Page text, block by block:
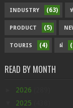
INDUSTRY (63)
PRODUCT (5)
TOURIS (4) ฝ
READ BY MONTH
2026
2025